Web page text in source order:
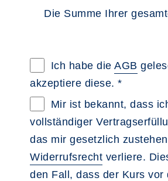
Die Summe Ihrer
Allgemeine
Ich habe die AGB
akzeptiere diese. *
Widerrufsbelehrung im
Mir ist bekannt, dass
vollständiger
das mir gesetzlich
Widerrufsrecht verliere.
den Fall, dass der Kurs vor